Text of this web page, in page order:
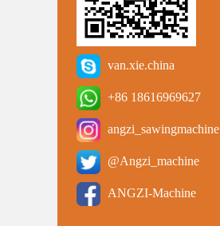
van.xie.china
+86 18616969627
angzi_sawingmachine
@Angzi_machine
ANGZI-Machine